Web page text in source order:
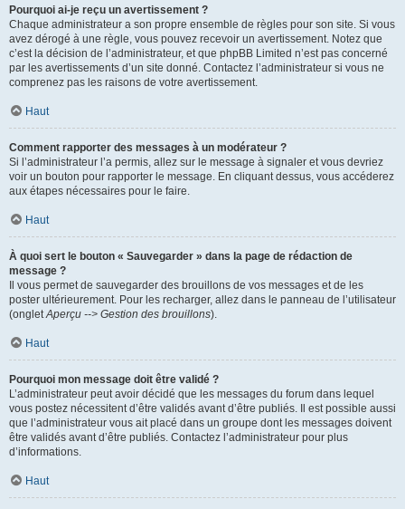
Pourquoi ai-je reçu un avertissement ?
Chaque administrateur a son propre ensemble de règles pour son site. Si vous
avez dérogé à une règle, vous pouvez recevoir un avertissement. Notez que
c’est la décision de l’administrateur, et que phpBB Limited n’est pas concerné
par les avertissements d’un site donné. Contactez l’administrateur si vous ne
comprenez pas les raisons de votre avertissement.
Haut
Comment rapporter des messages à un modérateur ?
Si l’administrateur l’a permis, allez sur le message à signaler et vous devriez
voir un bouton pour rapporter le message. En cliquant dessus, vous accéderez
aux étapes nécessaires pour le faire.
Haut
À quoi sert le bouton « Sauvegarder » dans la page de rédaction de
message ?
Il vous permet de sauvegarder des brouillons de vos messages et de les
poster ultérieurement. Pour les recharger, allez dans le panneau de l’utilisateur
(ongletAperçu --> Gestion des brouillons).
Haut
Pourquoi mon message doit être validé ?
L’administrateur peut avoir décidé que les messages du forum dans lequel
vous postez nécessitent d’être validés avant d’être publiés. Il est possible aussi
que l’administrateur vous ait placé dans un groupe dont les messages doivent
être validés avant d’être publiés. Contactez l’administrateur pour plus
d’informations.
Haut